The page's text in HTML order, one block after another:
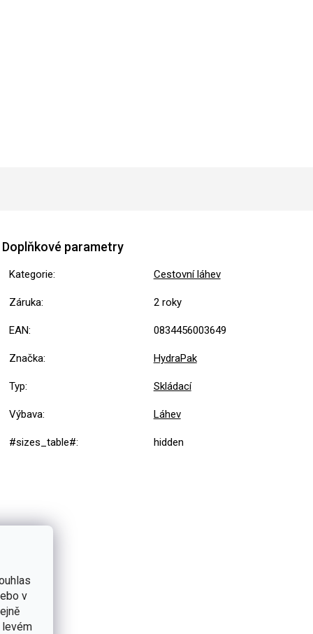
v
levém
Doplňkové parametry
Kategorie: Cestovní láhev
Záruka: 2 roky
EAN: 0834456003649
Značka: HydraPak
Typ: Skládací
Výbava: Láhev
#sizes_table#: hidden